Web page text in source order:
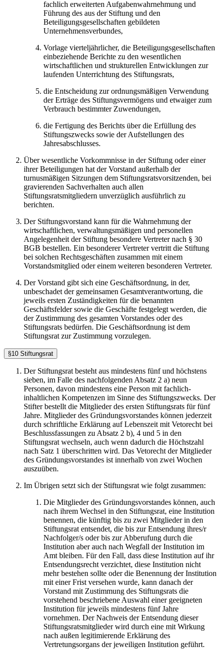
fachlich erweiterten Aufgabenwahrnehmung und
Führung des aus der Stiftung und den
Beteiligungsgesellschaften gebildeten
Unternehmensverbundes,
Vorlage vierteljährlicher, die Beteiligungsgesellschaften
einbeziehende Berichte zu den wesentlichen
wirtschaftlichen und strukturellen Entwicklungen zur
laufenden Unterrichtung des Stiftungsrats,
die Entscheidung zur ordnungsmäßigen Verwendung
der Erträge des Stiftungsvermögens und etwaiger zum
Verbrauch bestimmter Zuwendungen,
die Fertigung des Berichts über die Erfüllung des
Stiftungszwecks sowie der Aufstellungen des
Jahresabschlusses.
Über wesentliche Vorkommnisse in der Stiftung oder einer
ihrer Beteiligungen hat der Vorstand außerhalb der
turnusmäßigen Sitzungen dem Stiftungsratsvorsitzenden, bei
gravierenden Sachverhalten auch allen
Stiftungsratsmitgliedern unverzüglich ausführlich zu
berichten.
Der Stiftungsvorstand kann für die Wahrnehmung der
wirtschaftlichen, verwaltungsmäßigen und personellen
Angelegenheit der Stiftung besondere Vertreter nach § 30
BGB bestellen. Ein besonderer Vertreter vertritt die Stiftung
bei solchen Rechtsgeschäften zusammen mit einem
Vorstandsmitglied oder einem weiteren besonderen Vertreter.
Der Vorstand gibt sich eine Geschäftsordnung, in der,
unbeschadet der gemeinsamen Gesamtverantwortung, die
jeweils ersten Zuständigkeiten für die benannten
Geschäftsfelder sowie die Geschäfte festgelegt werden, die
der Zustimmung des gesamten Vorstandes oder des
Stiftungsrats bedürfen. Die Geschäftsordnung ist dem
Stiftungsrat zur Zustimmung vorzulegen.
§10 Stiftungsrat
Der Stiftungsrat besteht aus mindestens fünf und höchstens
sieben, im Falle des nachfolgenden Absatz 2 a) neun
Personen, davon mindestens eine Person mit fachlich-
inhaltlichen Kompetenzen im Sinne des Stiftungszwecks. Der
Stifter bestellt die Mitglieder des ersten Stiftungsrats für fünf
Jahre. Mitglieder des Gründungsvorstandes können jederzeit
durch schriftliche Erklärung auf Lebenszeit mit Vetorecht bei
Beschlussfassungen zu Absatz 2 b), 4 und 5 in den
Stiftungsrat wechseln, auch wenn dadurch die Höchstzahl
nach Satz 1 überschritten wird. Das Vetorecht der Mitglieder
des Gründungsvorstandes ist innerhalb von zwei Wochen
auszuüben.
Im Übrigen setzt sich der Stiftungsrat wie folgt zusammen:
Die Mitglieder des Gründungsvorstandes können, auch
nach ihrem Wechsel in den Stiftungsrat, eine Institution
benennen, die künftig bis zu zwei Mitglieder in den
Stiftungsrat entsendet, die bis zur Entsendung ihres/r
Nachfolger/s oder bis zur Abberufung durch die
Institution aber auch nach Wegfall der Institution im
Amt bleiben. Für den Fall, dass diese Institution auf ihr
Entsendungsrecht verzichtet, diese Institution nicht
mehr bestehen sollte oder die Benennung der Institution
mit einer Frist versehen wurde, kann danach der
Vorstand mit Zustimmung des Stiftungsrats die
vorstehend beschriebene Auswahl einer geeigneten
Institution für jeweils mindestens fünf Jahre
vornehmen. Der Nachweis der Entsendung dieser
Stiftungsratsmitglieder wird durch eine mit Wirkung
nach außen legitimierende Erklärung des
Vertretungsorgans der jeweiligen Institution geführt.